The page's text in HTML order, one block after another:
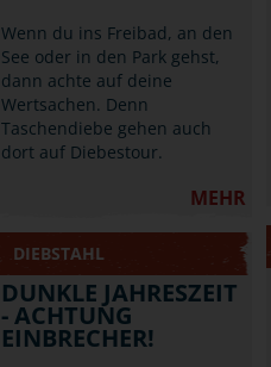
Wenn du ins Freibad, an den
See oder in den Park gehst,
dann achte auf deine
Wertsachen. Denn
Taschendiebe gehen auch
dort auf Diebestour.
MEHR
DIEBSTAHL
DUNKLE JAHRESZEIT
- ACHTUNG
EINBRECHER!